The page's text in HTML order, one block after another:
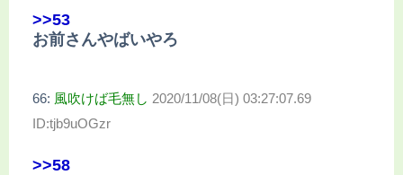
>>53
お前さんやばいやろ
66: 風吹けば毛無し 2020/11/08(日) 03:27:07.69
ID:tjb9uOGzr
>>58